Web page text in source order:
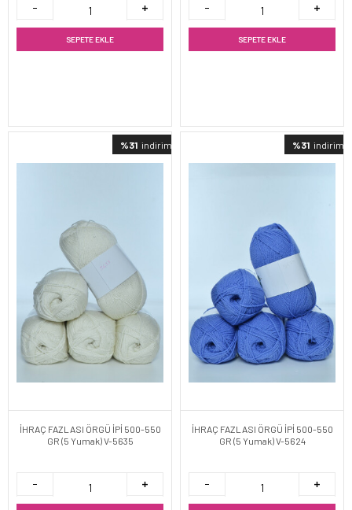
SEPETE EKLE SEPETE EKLE
%31 indirimli
İHRAÇ FAZLASI ÖRGÜ İPİ 500-550
GR (5 Yumak) V-5635
%31 indirimli
İHRAÇ FAZLASI ÖRGÜ İPİ 500-550
GR (5 Yumak) V-5624